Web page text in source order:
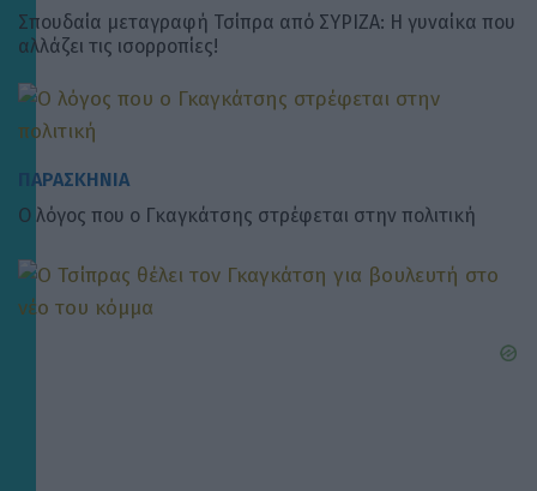
Σπουδαία μεταγραφή Τσίπρα από ΣΥΡΙΖΑ: Η γυναίκα που
αλλάζει τις ισορροπίες!
ΠΑΡΑΣΚΗΝΙΑ
Ο λόγος που ο Γκαγκάτσης στρέφεται στην πολιτική